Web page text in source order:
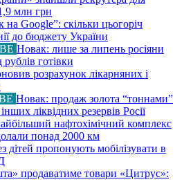
млн грн
на Google”: скільки цьогоріч
до бюджету України
Новак: лише за липень росіяни
готівки
розрахунок лікарняних і
Новак: продаж золота “тоннами”
ліквідних резервів Росії
нафтохімічний комплекс
понад 2000 км
дітей пропонують мобілізувати в
продаватиме товари «Цитрус»: